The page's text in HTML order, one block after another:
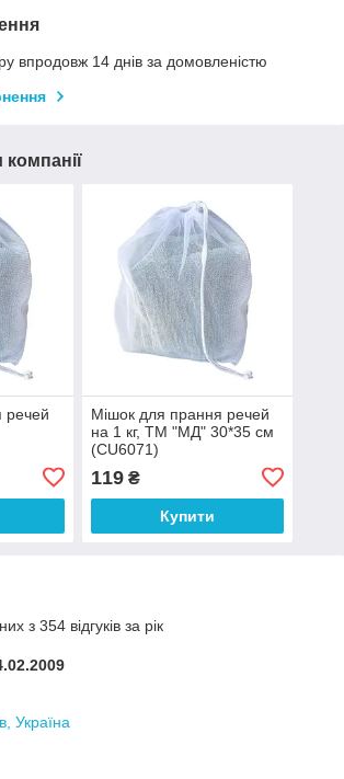
впродовж 14 днів за домовленістю
компанії
речей
Мішок для прання речей
на 1 кг, ТМ "МД" 30*35 см
(CU6071)
119₴
Купити
з 354 відгуків за рік
Україна